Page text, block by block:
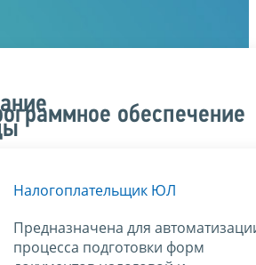
обеспечение
Налогоплательщик ЮЛ
Предназначена для
процесса подготовки форм